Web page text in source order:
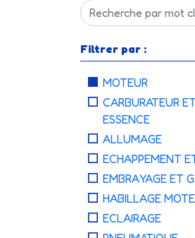
Filtrer par :
MOTEUR
CARBURATEUR
ESSENCE
ALLUMAGE
ECHAPPEMENT
EMBRAYAGE ET
HABILLAGE
ECLAIRAGE